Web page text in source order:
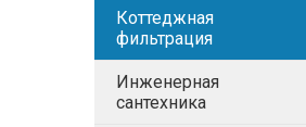
Коттеджная
фильтрация
Инженерная
сантехника